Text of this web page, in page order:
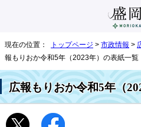
現在の位置： トップページ > 市政情報 >
報もりおか令和5年（2023年）の表紙一覧
広報もりおか令和5年（